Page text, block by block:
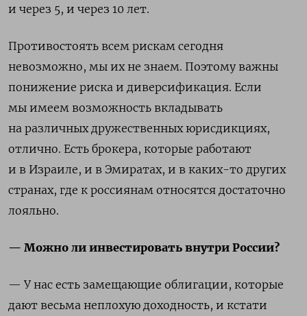
и через 5, и через 10 лет.
Противостоять всем рискам сегодня
невозможно, мы их не знаем. Поэтому важны
понижение риска и диверсификация. Если
мы имеем возможность вкладывать
на различных дружественных юрисдикциях,
отлично. Есть брокера, которые работают
и в Израиле, и в Эмиратах, и в каких-то других
странах, где к россиянам относятся достаточно
лояльно.
— Можно ли инвестировать внутри России?
— У нас есть замещающие облигации, которые
дают весьма неплохую доходность, и кстати